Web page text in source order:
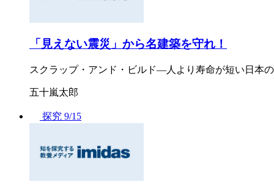
「見えない震災」から名建築を守れ！
スクラップ・アンド・ビルド―人より寿命が短い日本
五十嵐太郎
探究 9/15